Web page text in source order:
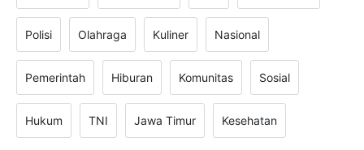
Polisi Olahraga Kuliner Nasional
Pemerintah Hiburan Komunitas Sosial
Hukum TNI Jawa Timur Kesehatan